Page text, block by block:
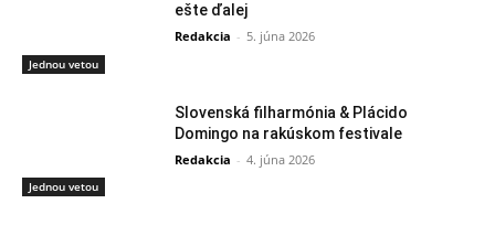
Jednou vetou
ešte ďalej
Redakcia - 5. júna 2026
Jednou vetou
Slovenská filharmónia & Plácido
Domingo na rakúskom festivale
Redakcia - 4. júna 2026